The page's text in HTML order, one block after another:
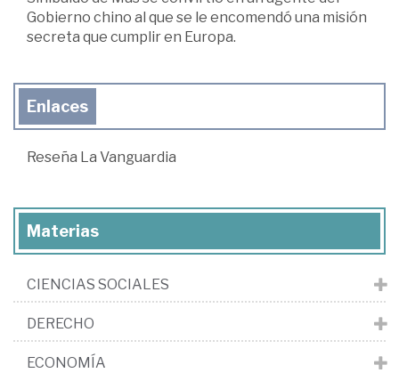
Gobierno chino al que se le encomendó una misión
secreta que cumplir en Europa.
Enlaces
Reseña La Vanguardia
Materias
CIENCIAS SOCIALES
DERECHO
ECONOMÍA